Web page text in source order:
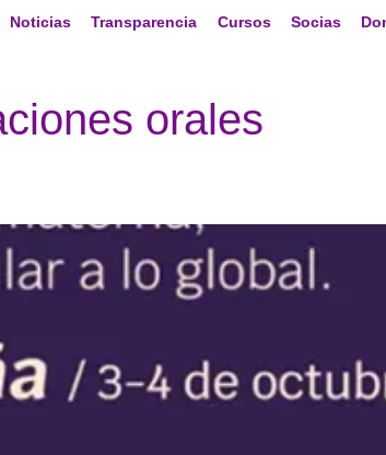
Noticias Transparencia Cursos Socias
orales